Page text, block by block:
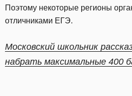
Поэтому некоторые регионы
отличниками ЕГЭ.
Московский школьник
набрать максимальные 400